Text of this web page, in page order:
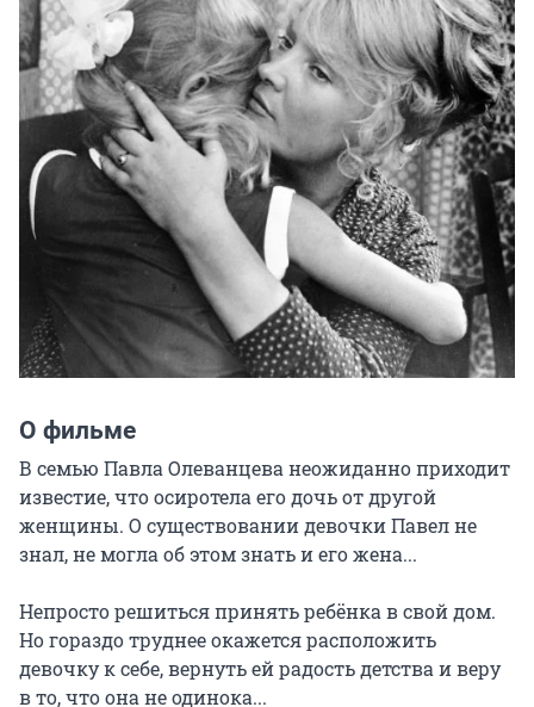
О фильме
В семью Павла Олеванцева неожиданно приходит
известие, что осиротела его дочь от другой
женщины. О существовании девочки Павел не
знал, не могла об этом знать и его жена...
Непросто решиться принять ребёнка в свой дом.
Но гораздо труднее окажется расположить
девочку к себе, вернуть ей радость детства и веру
в то, что она не одинока...